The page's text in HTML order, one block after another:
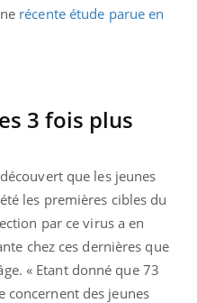
récente étude parue en
3 fois plus
que les jeunes
les premières cibles du
par ce virus a en
chez ces dernières que
« Etant donné que 73
concernent des jeunes